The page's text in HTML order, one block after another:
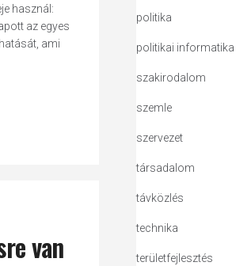
használ:
az egyes
ami
van
politika
politikai informatika
szakirodalom
szemle
szervezet
társadalom
távközlés
technika
területfejlesztés